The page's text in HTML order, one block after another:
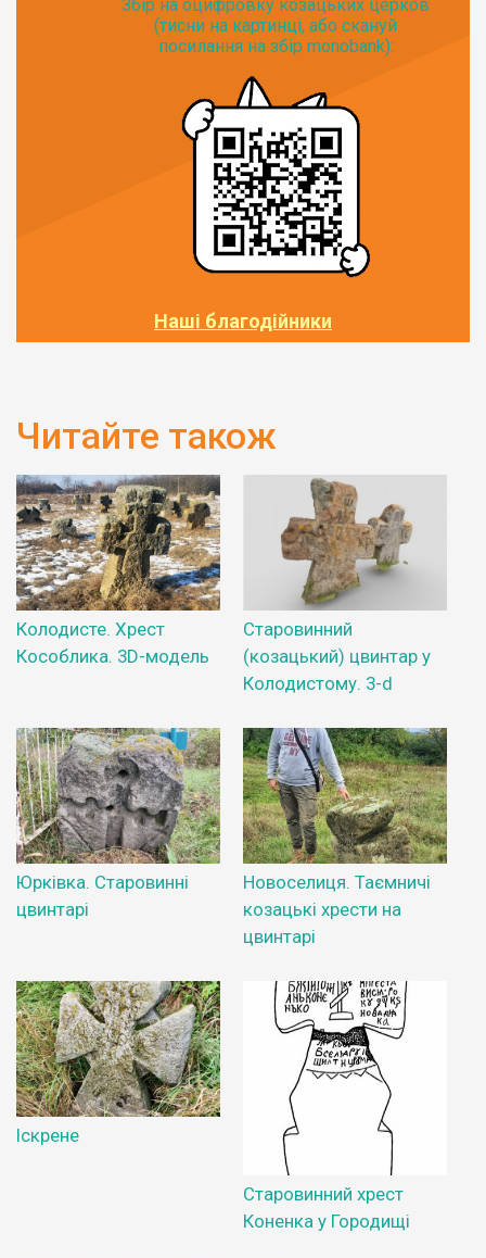
Збір на оцифровку козацьких церков
(тисни на картинці, або скануй
посилання на збір monobank):
Наші благодійники
Читайте також
Колодисте. Хрест
Кособлика. 3D-модель
Старовинний
(козацький) цвинтар у
Колодистому. 3-d
Юрківка. Старовинні
цвинтарі
Новоселиця. Таємничі
козацькі хрести на
цвинтарі
Іскрене
Старовинний хрест
Коненка у Городищі